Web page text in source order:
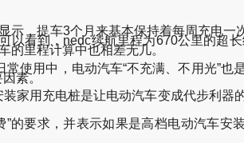
提车3个月来基本保持着每周充电一
以看到，nedc续航里程为670公里的
里程计算中也相差无几。
用中，电动汽车“不充满、不用光”也
素。
用充电桩是让电动汽车变成代步利器
求，并表示如果是高档电动汽车安